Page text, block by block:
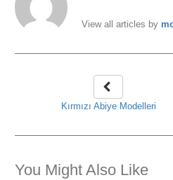
View all articles by
Kırmızı Abiye Modelleri
You Might Also Like